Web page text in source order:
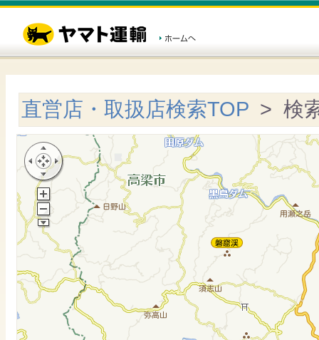
直営店・取扱店検索TOP > 検